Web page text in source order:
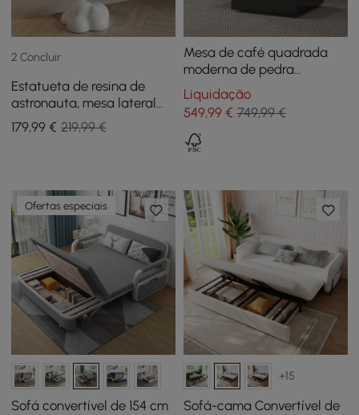
2 Concluir
Estatueta de resina de
astronauta, mesa lateral
flutuante dourada com
armazenamento
179,99 € 219,99 €
Mesa de café quadrada
moderna de pedra
sinterizada com tampa
elevatória preta e cáqui
com armazenamento
Liquidação
549,99€ 749,99 €
Ofertas especiais
Sofá convertível de 154 cm
+15
Sofá-cama Convertível de